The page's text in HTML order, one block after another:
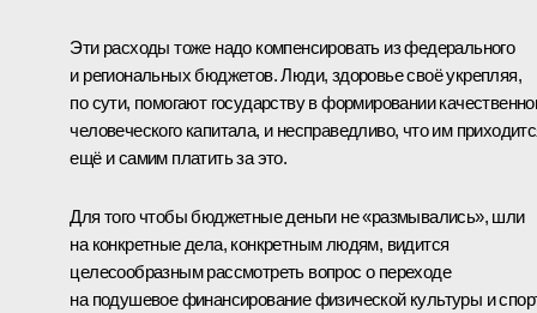
Эти расходы тоже надо компенсировать из федерального
и региональных бюджетов. Люди, здоровье своё укрепляя,
по сути, помогают государству в формировании
человеческого капитала, и несправедливо, что им
ещё и самим платить за это.
Для того чтобы бюджетные деньги не «размывались», шли
на конкретные дела, конкретным людям, видится
целесообразным рассмотреть вопрос о переходе
на подушевое финансирование физической культуры и